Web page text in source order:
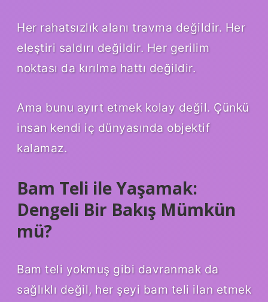
Her rahatsızlık alanı travma değildir. Her
eleştiri saldırı değildir. Her gerilim
noktası da kırılma hattı değildir.
Ama bunu ayırt etmek kolay değil. Çünkü
insan kendi iç dünyasında objektif
kalamaz.
Bam Teli ile Yaşamak:
Dengeli Bir Bakış Mümkün
mü?
Bam teli yokmuş gibi davranmak da
sağlıklı değil, her şeyi bam teli ilan etmek